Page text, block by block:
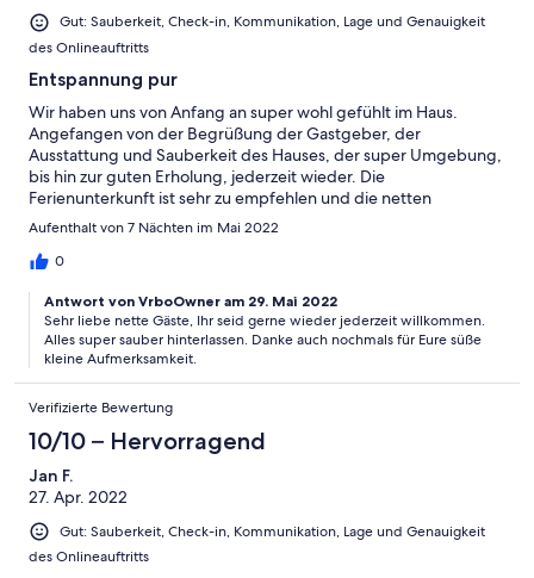
Gut: Sauberkeit, Check-in, Kommunikation, Lage und Genauigkeit
des Onlineauftritts
Entspannung pur
Wir haben uns von Anfang an super wohl gefühlt im Haus.
Angefangen von der Begrüßung der Gastgeber, der
Ausstattung und Sauberkeit des Hauses, der super Umgebung,
bis hin zur guten Erholung, jederzeit wieder. Die
Ferienunterkunft ist sehr zu empfehlen und die netten
Gastgeber auch....😁
Aufenthalt von 7 Nächten im Mai 2022
0
Antwort von VrboOwner am 29. Mai 2022
Sehr liebe nette Gäste, Ihr seid gerne wieder jederzeit willkommen.
Alles super sauber hinterlassen. Danke auch nochmals für Eure süße
kleine Aufmerksamkeit.
Verifizierte Bewertung
10/10 – Hervorragend
Jan F.
27. Apr. 2022
Gut: Sauberkeit, Check-in, Kommunikation, Lage und Genauigkeit
des Onlineauftritts